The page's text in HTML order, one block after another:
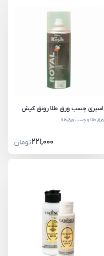
اسپری چسب ورق طلا رونق کیش
ورق طلا و چسب ورق طلا
221,000تومان